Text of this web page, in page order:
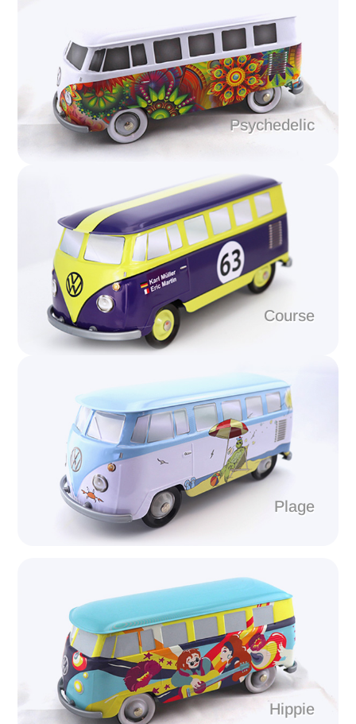
Psychedelic
Course
Plage
Hippie